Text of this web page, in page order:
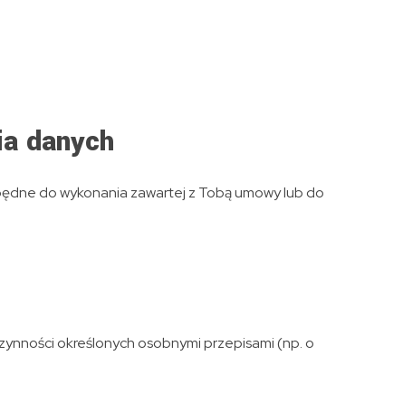
danych
do wykonania zawartej z Tobą umowy lub do
określonych osobnymi przepisami (np. o